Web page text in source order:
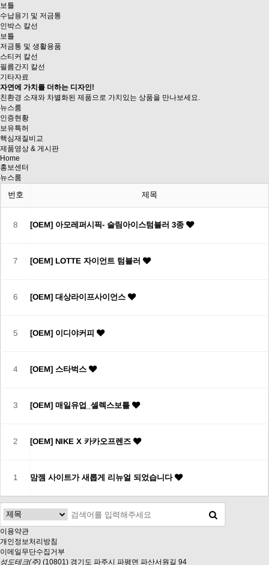
보틀
수납용기 및 저금통
인박스 칼선
보틀
저금통 및 생활용품
스티커 칼선
필름간지 칼선
기타자료
자연에 가치를 더하는 디자인!
친환경 소재와 차별화된 제품으로 가치있는 상품을 만나보세요.
뉴스룸
인증현황
보유특허
핵심재질비교
제품영상 & 게시판
Home
홍보센터
뉴스룸
번호 제목
8 [OEM] 아모레퍼시픽- 슬림아이스텀블러 3종
7 [OEM] LOTTE 자이언트 텀블러
6 [OEM] 대상라이프사이언스
5 [OEM] 이디야커피
4 [OEM] 스타벅스
3 [OEM] 매일유업_셀렉스보틀
2 [OEM] NIKE X 카카오프렌즈
1 맘젬 사이트가 새롭게 리뉴얼 되었습니다
이용약관
개인정보처리방침
이메일무단수집거부
성도테크(주) (10801) 경기도 파주시 파평면 파산서원길 94